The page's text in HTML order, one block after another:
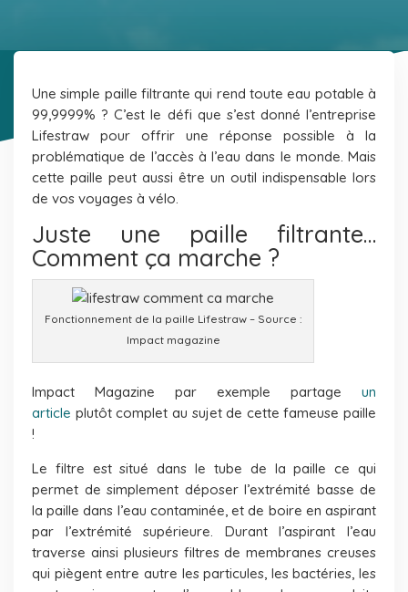
Une simple paille filtrante qui rend toute eau potable à
99,9999% ? C’est le défi que s’est donné l’entreprise
Lifestraw pour offrir une réponse possible à la
problématique de l’accès à l’eau dans le monde. Mais
cette paille peut aussi être un outil indispensable lors
de vos voyages à vélo.
Juste une paille filtrante…
Comment ça marche ?
Fonctionnement de la paille Lifestraw – Source :
Impact magazine
Impact Magazine par exemple partage un
article plutôt complet au sujet de cette fameuse paille
!
Le filtre est situé dans le tube de la paille ce qui
permet de simplement déposer l’extrémité basse de
la paille dans l’eau contaminée, et de boire en aspirant
par l’extrémité supérieure. Durant l’aspirant l’eau
traverse ainsi plusieurs filtres de membranes creuses
qui piègent entre autre les particules, les bactéries, les